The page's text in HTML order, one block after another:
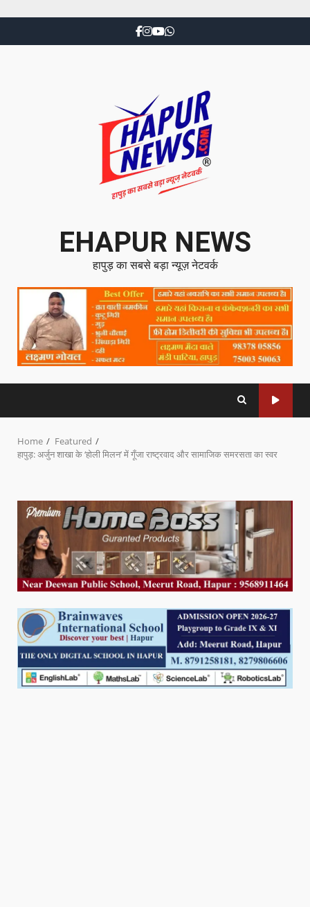
EHAPUR NEWS
हापुड़ का सबसे बड़ा न्यूज़ नेटवर्क
Home
Featured
​हापुड़: अर्जुन शाखा के ‘होली मिलन’ में गूँजा राष्ट्रवाद और सामाजिक समरसता का स्वर